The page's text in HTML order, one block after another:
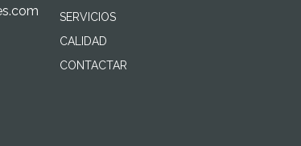
SERVICIOS
CALIDAD
CONTACTAR